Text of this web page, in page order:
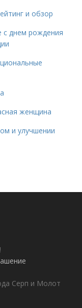
и обзор
с днем рождения
женщина
и улучшении
Серп и Молот